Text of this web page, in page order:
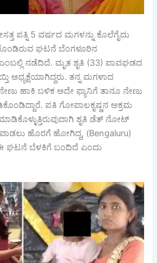
ಪತ್ನಿ 5 ವರ್ಷದ ಮಗಳನ್ನು ಕೊಲೆಗೈದು
ಘಟನೆ ಬೆಂಗಳೂರಿನ
ನಡೆದಿದೆ. ಮೃತ ಶೃತಿ (33) ಪಾವಘಡದ
ಅಧ್ಯಕ್ಷೆಯಾಗಿದ್ದರು. ತನ್ನ ಮಗಳಾದ
ಹಾಕಿ ಬಳಿಕ ಅದೇ ಫ್ಯಾನಿಗೆ ತಾನೂ ನೇಣು
ಪತಿ ಗೋಪಾಲಕೃಷ್ಣನ ಅಕ್ರಮ
ಮಾಡಿಕೊಳ್ಳುತ್ತಿರುವುದಾಗಿ ಶೃತಿ ಡೆತ್ ನೋಟ್
ಹೊರಗೆ ಹೋಗಿದ್ದ, (Bengaluru)
ಘಟನೆ ಬೆಳಕಿಗೆ ಬಂದಿದೆ ಎಂದು